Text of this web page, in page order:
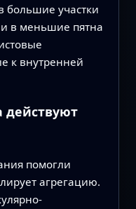
большие участки
и в меньшие пятна
к внутренней
действуют
помогли
агрегацию.